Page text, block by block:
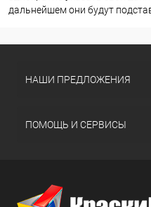
дальнейшем они будут
НАШИ ПРЕДЛОЖЕНИЯ
ПОМОЩЬ И СЕРВИСЫ